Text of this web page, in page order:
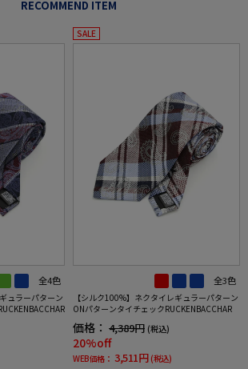
RECOMMEND ITEM
全4色
ュラーパターン
SALE
全3色
【シルク100%】ネクタイレギュラーパターン
ONパターンタイチェックRUCKENBACCHAR
価格： 4,389円 (税込)
20%off
WEB価格： 3,511円 (税込)